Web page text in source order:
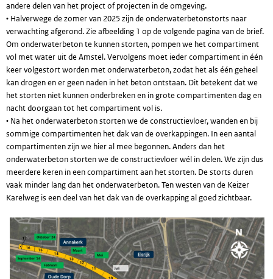
andere delen van het project of projecten in de omgeving.
• Halverwege de zomer van 2025 zijn de onderwaterbetonstorts naar
verwachting afgerond. Zie afbeelding 1 op de volgende pagina van de brief.
Om onderwaterbeton te kunnen storten, pompen we het compartiment
vol met water uit de Amstel. Vervolgens moet ieder compartiment in één
keer volgestort worden met onderwaterbeton, zodat het als één geheel
kan drogen en er geen naden in het beton ontstaan. Dit betekent dat we
het storten niet kunnen onderbreken en in grote compartimenten dag en
nacht doorgaan tot het compartiment vol is.
• Na het onderwaterbeton storten we de constructievloer, wanden en bij
sommige compartimenten het dak van de overkappingen. In een aantal
compartimenten zijn we hier al mee begonnen. Anders dan het
onderwaterbeton storten we de constructievloer wél in delen. We zijn dus
meerdere keren in een compartiment aan het storten. De storts duren
vaak minder lang dan het onderwaterbeton. Ten westen van de Keizer
Karelweg is een deel van het dak van de overkapping al goed zichtbaar.